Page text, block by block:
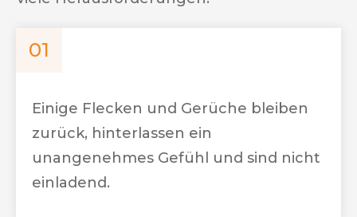
01
Einige Flecken und Gerüche bleiben
zurück, hinterlassen ein
unangenehmes Gefühl und sind nicht
einladend.